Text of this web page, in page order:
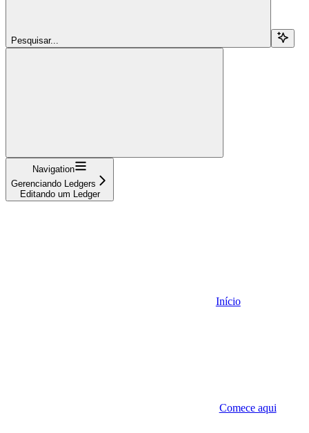
Pesquisar...
Navigation
Gerenciando Ledgers
Editando um Ledger
Início
Comece aqui